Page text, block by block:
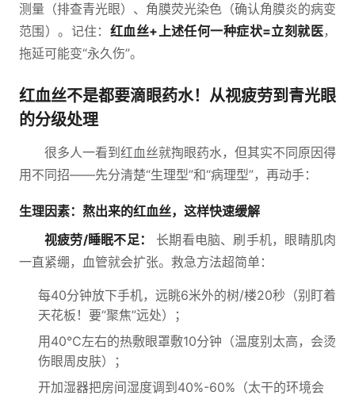
测量（排查青光眼）、角膜荧光染色（确认角膜炎的病变
范围）。记住： 红血丝+上述任何一种症状=立刻就医，
拖延可能变“永久伤”。
红血丝不是都要滴眼药水！从视疲劳到青光眼
的分级处理
很多人一看到红血丝就掏眼药水，但其实不同原因得
用不同招——先分清楚“生理型”和“病理型”，再动手：
生理因素：熬出来的红血丝，这样快速缓解
视疲劳/睡眠不足：
长期看电脑、刷手机，眼睛肌肉
一直紧绷，血管就会扩张。救急方法超简单：
每40分钟放下手机，远眺6米外的树/楼20秒（别盯着
天花板！要“聚焦”远处）；
用40℃左右的热敷眼罩敷10分钟（温度别太高，会烫
伤眼周皮肤）；
开加湿器把房间湿度调到40%-60%（太干的环境会